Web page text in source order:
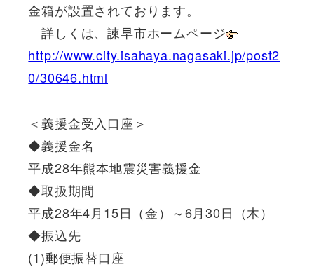
金箱が設置されております。
詳しくは、諫早市ホームページ
http://www.city.isahaya.nagasaki.jp/post2
0/30646.html
＜義援金受入口座＞
◆義援金名
平成28年熊本地震災害義援金
◆取扱期間
平成28年4月15日（金）～6月30日（木）
◆振込先
(1)郵便振替口座